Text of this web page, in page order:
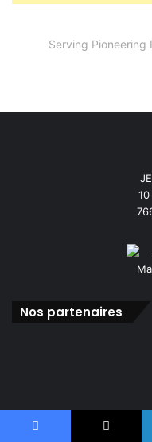
Serving Pioneering
Nos partenaires